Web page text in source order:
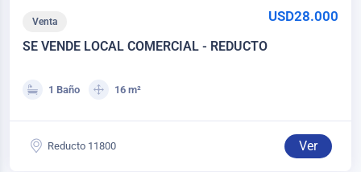
Venta USD28.000
SE VENDE LOCAL COMERCIAL - REDUCTO
1 Baño 16 m²
Reducto 11800 Ver